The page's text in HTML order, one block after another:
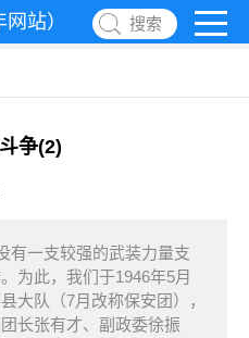
站） 搜索
争(2)
有一支较强的武装力量支
为此，我们于1946年5月
大队（7月改称保安团），
长张有才、副政委徐振